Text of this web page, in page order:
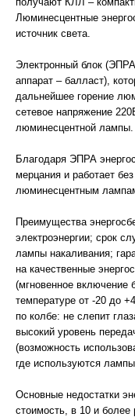
Люминесцентные
источник света.
Электронный блок
аппарат – балласт),
дальнейшее горение
сетевое напряжение
люминесцентной лампы.
Благодаря ЭПРА
мерцания и работает
люминесцентным
Преимущества
электроэнергии; срок
лампы накаливания;
на качественные
(мгновенное включение
температуре от -20 до
по колбе: не слепит
высокий уровень
(возможность
где используются
Основные недостатки
стоимость, в 10 и